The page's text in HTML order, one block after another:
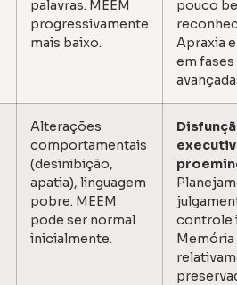
palavras. MEEM
progressivamente
mais baixo.
pouco
Apraxia
em fases
Alterações
comportamentais
(desinibição,
apatia), linguagem
pobre. MEEM
pode ser normal
inicialmente.
controle
Memória